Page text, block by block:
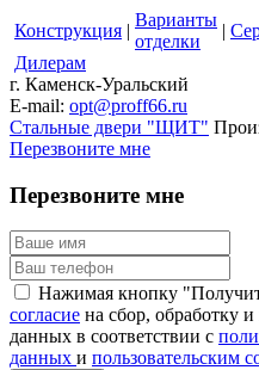
Конструкция |
Варианты
отделки
|
Дилерам
г. Каменск-Уральский
E-mail: opt@proff66.ru
Стальные двери "ЩИТ"
Перезвоните мне
Перезвоните мне
Нажимая кнопку
согласие на сбор, обработку
данных в соответствии с
данных и пользовательским